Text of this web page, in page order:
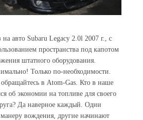
авто Subaru Legacy 2.0l 2007 г., с
пространства под капотом
штатного оборудования.
Только по-необходимости.
в Atom-Gas. Кто в наше
об экономии на топливе для своего
Да наверное каждый. Одни
вождения, другие начинают